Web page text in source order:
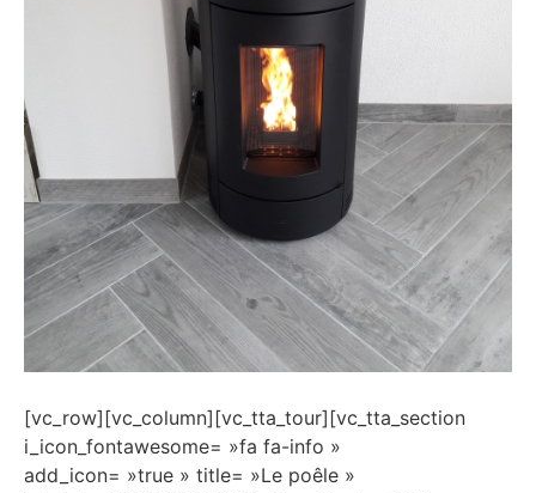
[vc_row][vc_column][vc_tta_tour][vc_tta_section
i_icon_fontawesome= »fa fa-info »
add_icon= »true » title= »Le poêle »